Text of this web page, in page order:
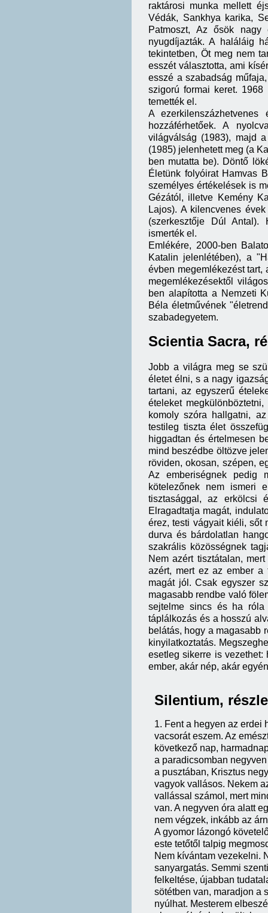
raktárosi munka mellett
Védák, Sankhya karika,
Patmoszt, Az ősök nagy
nyugdíjazták. A haláláig
tekintetben, Öt meg nem
esszét választotta, ami
esszé a szabadság
szigorú formai keret. 1968
temették el.
A
hozzáférhetőek. A
világválság (1983), majd
(1985) jelenhetett meg (a
ben mutatta be). Döntő
Életünk folyóirat Hamvas
személyes értékelések is
Gézától, illetve Kemény
Lajos). A kilencvenes
(szerkesztője Dúl Antal).
ismerték el.
Emlékére, 2000-ben
Katalin jelenlétében), a
évben megemlékezést
megemlékezésektől
ben alapította a Nemzeti
Béla életművének
szabadegyetem.
Scientia Sacra,
Jobb a világra meg se
életet élni, s a nagy
tartani, az egyszerű
ételeket
komoly szóra hallgatni,
testileg tiszta élet
higgadtan és értelmesen
mind beszédbe öltözve
röviden, okosan, szépen,
Az emberiségnek pedig
kötelezőnek nem ismeri
tisztasággal, az erkölcsi
Elragadtatja magát,
érez, testi vágyait kiéli, sőt
durva és bárdolatlan
szakrális közösségnek
Nem azért tisztátalan,
azért, mert ez az ember a
magát jól. Csak egyszer
magasabb rendbe való
sejtelme sincs és ha
táplálkozás és a hosszú
belátás, hogy a magasabb
kinyilatkoztatás.
esetleg sikerre is vezethet:
ember, akár nép, akár
Silentium,
1. Fent a hegyen az erdei
vacsorát eszem. Az
következő nap,
a paradicsomban
a pusztában, Krisztus
vagyok vallásos. Nekem
vallással számol, mert
van. A negyven óra alatt
nem végzek, inkább az
A gyomor lázongó
este tetőtől talpig
Nem kívántam vezekelni.
sanyargatás. Semmi
felkeltése, újabban
sötétben van, maradjon a
nyúlhat. Mesterem